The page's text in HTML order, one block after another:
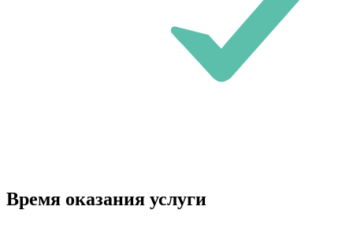
Время оказания услуги